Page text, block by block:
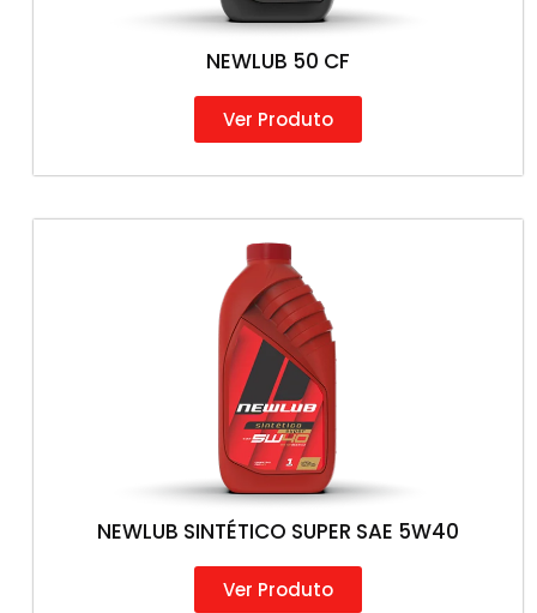
NEWLUB 50 CF
Ver Produto
NEWLUB SINTÉTICO SUPER SAE 5W40
Ver Produto